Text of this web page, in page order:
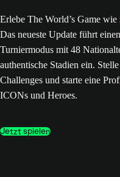
Erlebe The World’s Game
Das neueste Update führt
Turniermodus mit 48
authentische Stadien ein.
Challenges und starte eine
ICONs und Heroes.
Jetzt spielen